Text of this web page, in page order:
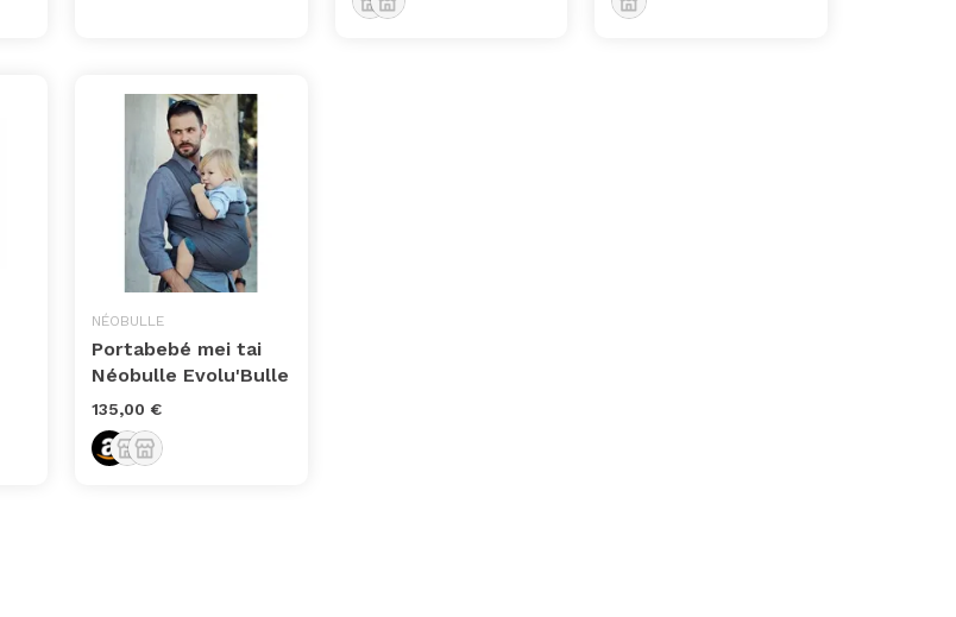
NÉOBULLE
Portabebé mei tai
Néobulle Evolu'Bulle
135,00 €